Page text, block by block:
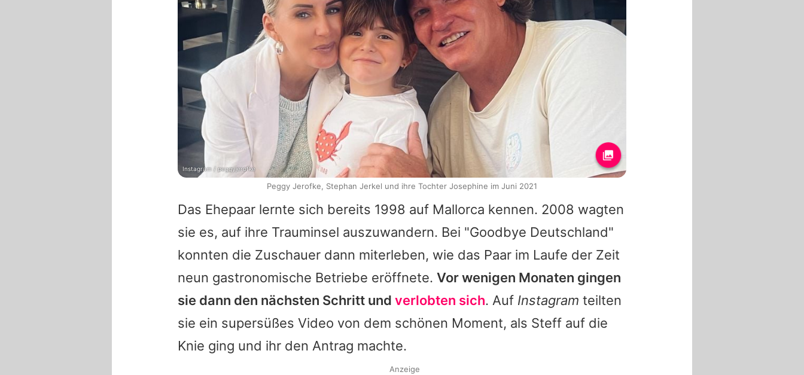
Das Ehepaar lernte sich bereits 1998 auf Mallorca kennen. 2008 wagten
sie es, auf ihre Trauminsel auszuwandern. Bei "Goodbye Deutschland"
konnten die Zuschauer dann miterleben, wie das Paar im Laufe der Zeit
neun gastronomische Betriebe eröffnete. Vor wenigen Monaten gingen
sie dann den nächsten Schritt und verlobten sich. Auf Instagram teilten
sie ein supersüßes Video von dem schönen Moment, als Steff auf die
Knie ging und ihr den Antrag machte.
Instagram / peggyjerofke
Peggy Jerofke, Stephan Jerkel und ihre Tochter Josephine im Juni 2021
Anzeige